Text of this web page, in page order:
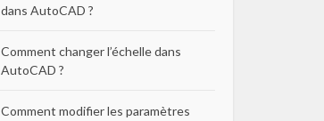
dans AutoCAD ?
Comment changer l’échelle dans
AutoCAD ?
Comment modifier les paramètres